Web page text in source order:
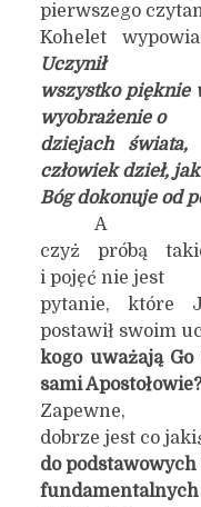
pierwszego
Kohelet
Uczynił
wszystko pięknie
wyobrażenie o
dziejach
człowiek dzieł,
Bóg dokonuje od
A
czyż próbą
i pojęć nie jest
pytanie, które
postawił swoim
kogo uważają
sami Apostołowie?
Zapewne,
dobrze jest co
do
fundamentalnych